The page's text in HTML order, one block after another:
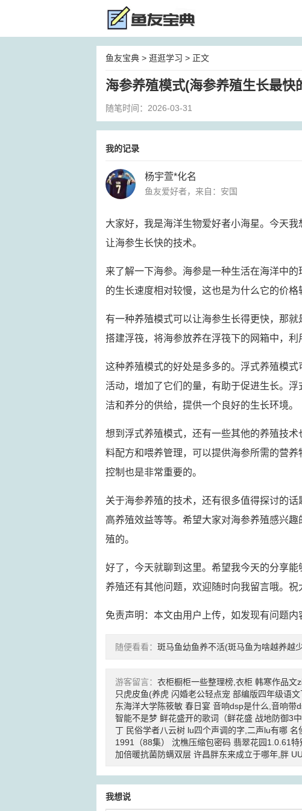
鱼友宝典 > 逛逛学习 > 正文
海参养殖模式(海参养殖生长最快
随笔时间：2026-03-31
我的记录
杨宇萱*化名
鱼友爱好者，来自：安国
大家好，我是海洋生物爱好者小海星。今天
让海参生长快的技术。
来了解一下海参。海参是一种生活在海洋中
的生长速度相对较慢，这也是为什么它的价格
有一种养殖模式可以让海参生长得更快，那
搭建浮筏，将海参放养在浮筏下的网箱中，利
这种养殖模式的好处是多多的。浮式养殖模
活动，增加了它们的量，有助于促进生长。
洁和养分的供给，提供一个良好的生长环境。
想到浮式养殖模式，还有一些其他的养殖技
料配方和喂养管理，可以提供海参所需的营
控制也是非常重要的。
关于海参养殖的技术，还有很多值得探讨的
高养殖效益等等。希望大家对海参养殖感兴
殖的。
好了，今天就聊到这里。希望我今天的分享
养殖还有其他问题，欢迎随时向我留言哦。祝
免责声明：本文由用户上传，如发现有问题内
随便看看： 斑马鱼幼鱼养不活(斑马鱼为啥越养越
游客留言： 衣柜橱柜一些整理榜,衣柜 韩寒作品文
只虎皮鱼(养虎 闪婚老公轻点宠 部编版四年级语
东海洋大学陈筱敏 春日宴 音响dsp是什么,音响带
智能不是梦 鲜花盛开的歌词（鲜花盛 战地防御3
丁 民俗学者八云树 lu四个声调的字,二声lu有哪 名
1991（88集）
沈樵压缩包密码 翡翠花园1.0.61特
加倍暖抗菌防螨双层 许昌胖东来成立于哪年,胖
我想说